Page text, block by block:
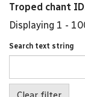
Troped chant
Displaying 1 -
Search text string